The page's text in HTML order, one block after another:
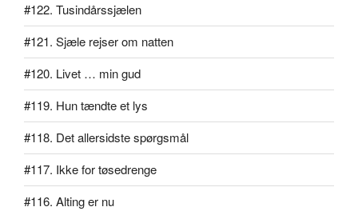
#122. Tusindårssjælen
#121. Sjæle rejser om natten
#120. Livet … min gud
#119. Hun tændte et lys
#118. Det allersidste spørgsmål
#117. Ikke for tøsedrenge
#116. Alting er nu